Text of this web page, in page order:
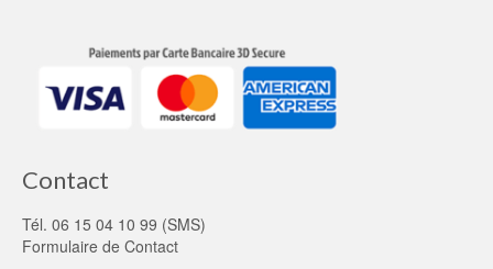
Contact
Tél. 06 15 04 10 99 (SMS)
Formulaire de Contact